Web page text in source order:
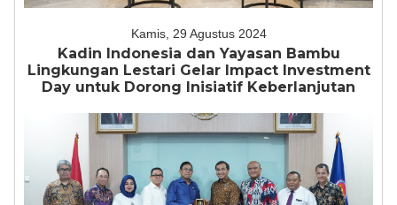
Kamis, 29 Agustus 2024
Kadin Indonesia dan Yayasan Bambu
Lingkungan Lestari Gelar Impact Investment
Day untuk Dorong Inisiatif Keberlanjutan